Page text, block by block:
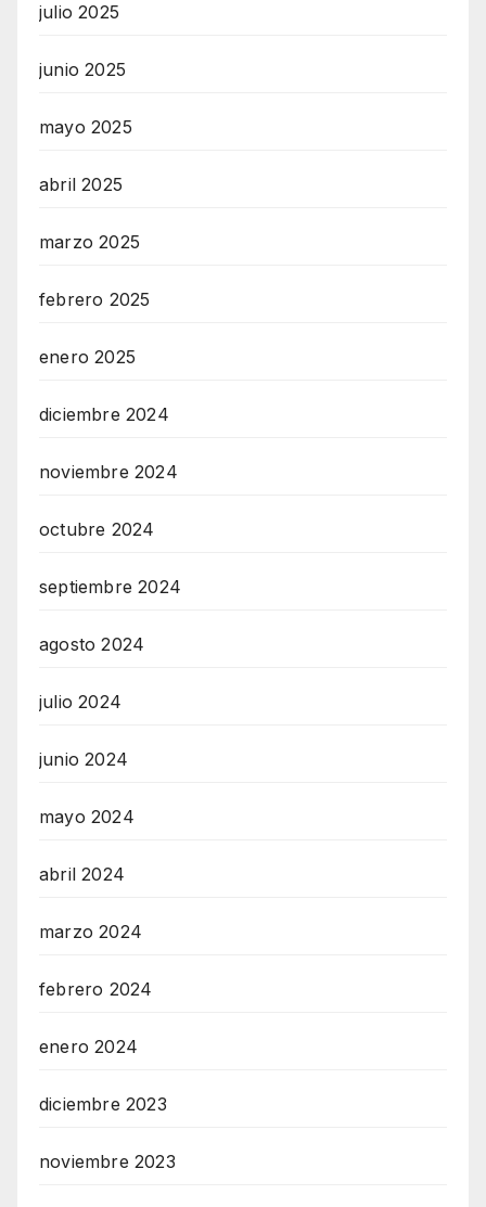
julio 2025
junio 2025
mayo 2025
abril 2025
marzo 2025
febrero 2025
enero 2025
diciembre 2024
noviembre 2024
octubre 2024
septiembre 2024
agosto 2024
julio 2024
junio 2024
mayo 2024
abril 2024
marzo 2024
febrero 2024
enero 2024
diciembre 2023
noviembre 2023